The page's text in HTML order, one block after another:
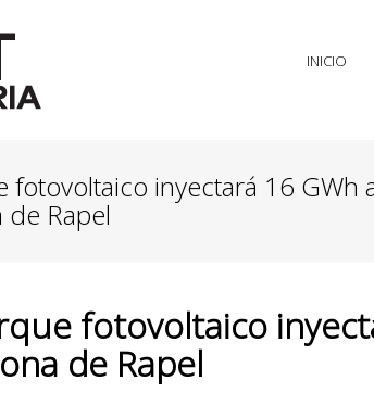
INICIO
fotovoltaico inyectará 16 GWh
Rapel
fotovoltaico
de Rapel